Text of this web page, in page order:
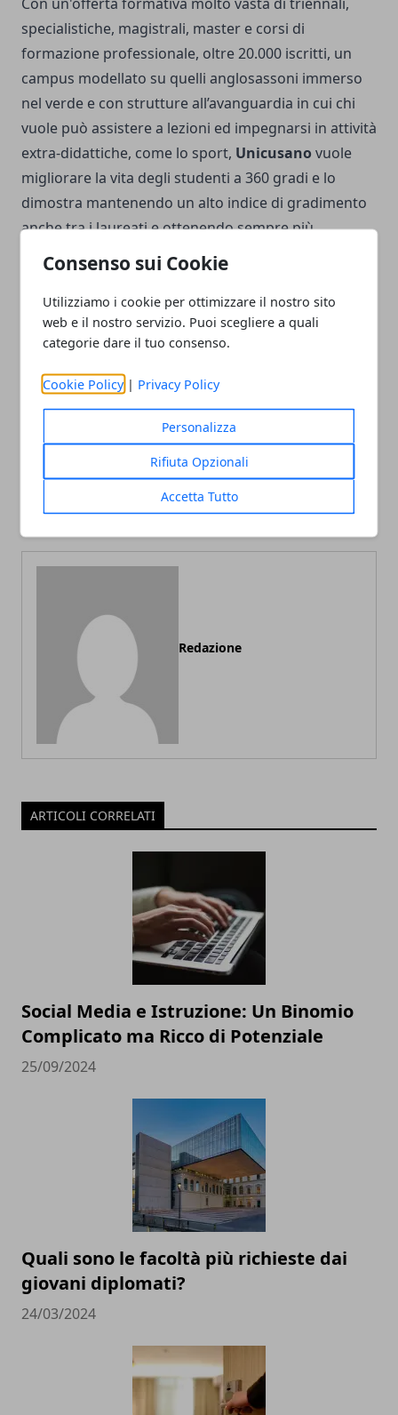
Consenso sui Cookie
Utilizziamo i cookie per ottimizzare il nostro sito
web e il nostro servizio. Puoi scegliere a quali
categorie dare il tuo consenso.
Cookie Policy | Privacy Policy
Personalizza
Rifiuta Opzionali
Accetta Tutto
specialistiche, magistrali, master e corsi di
formazione professionale, oltre 20.000 iscritti, un
campus modellato su quelli anglosassoni immerso
nel verde e con strutture all’avanguardia in cui chi
vuole può assistere a lezioni ed impegnarsi in attività
extra-didattiche, come lo sport, Unicusano vuole
migliorare la vita degli studenti a 360 gradi e lo
dimostra mantenendo un alto indice di gradimento
anche tra i laureati e ottenendo sempre più
riconoscimenti da parte di istituzioni
Redazione
ARTICOLI CORRELATI
Social Media e Istruzione: Un Binomio
Complicato ma Ricco di Potenziale
25/09/2024
Quali sono le facoltà più richieste dai
giovani diplomati?
24/03/2024